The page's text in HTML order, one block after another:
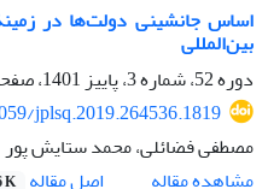
اساس جانشینی دولت‌ها در
بین‌المللی
دوره 52، شماره 3، پاییز 1401، صفحه
jplsq.2019.264536.1819
مصطفی فضائلی، محمد ستایش پور
مشاهده مقاله
اصل مقاله K